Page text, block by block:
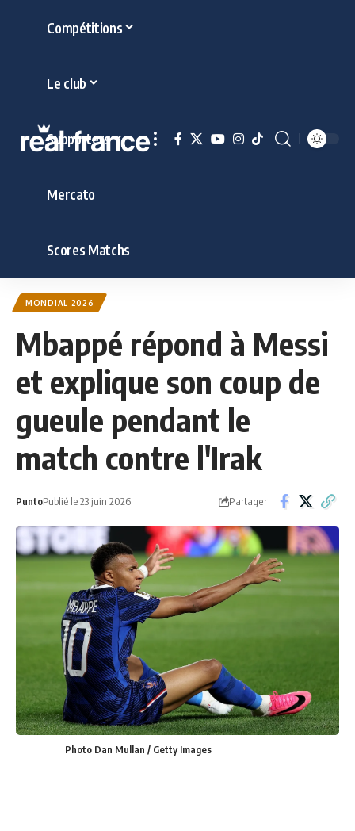
Compétitions
Le club
Supporters
Mercato
Scores Matchs
MONDIAL 2026
Mbappé répond à Messi
et explique son coup de
gueule pendant le
match contre l'Irak
PuntoPublié le 23 juin 2026 Partager
Photo Dan Mullan / Getty Images